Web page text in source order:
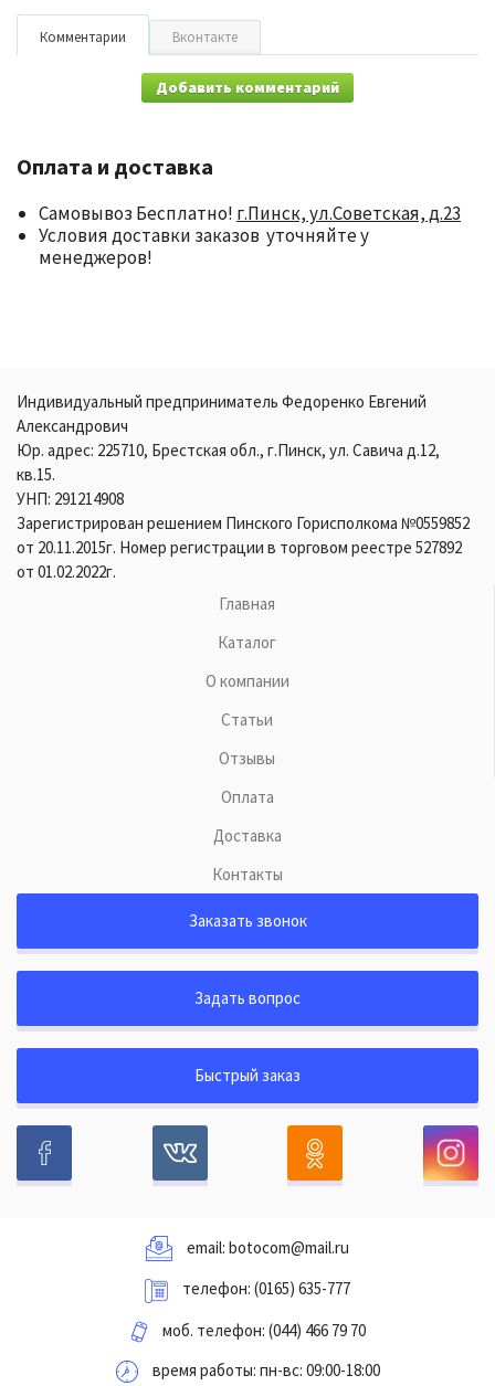
Комментарии Вконтакте
Добавить комментарий
Оплата и доставка
Самовывоз Бесплатно! г.Пинск, ул.Советская, д.23
Условия доставки заказов уточняйте у
менеджеров!
Индивидуальный предприниматель Федоренко Евгений
Александрович
Юр. адрес: 225710, Брестская обл., г.Пинск, ул. Савича д.12,
кв.15.
УНП: 291214908
Зарегистрирован решением Пинского Горисполкома №0559852
от 20.11.2015г. Номер регистрации в торговом реестре 527892
от 01.02.2022г.
Главная
Каталог
О компании
Статьи
Отзывы
Оплата
Доставка
Контакты
Заказать звонок
Задать вопрос
Быстрый заказ
email: botocom@mail.ru
телефон: (0165) 635-777
моб. телефон: (044) 466 79 70
время работы: пн-вс: 09:00-18:00